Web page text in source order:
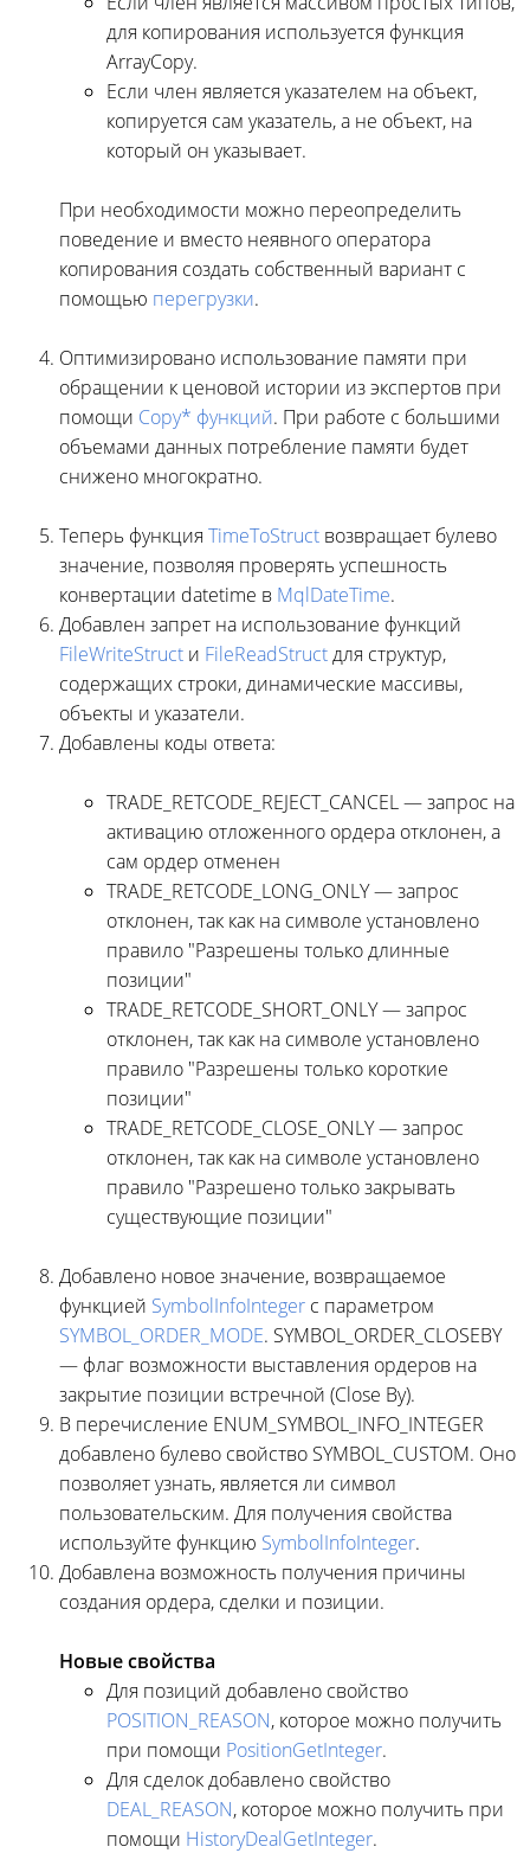
для копирования используется функция
ArrayCopy.
Если член является указателем на объект,
копируется сам указатель, а не объект, на
который он указывает.
При необходимости можно переопределить
поведение и вместо неявного оператора
копирования создать собственный вариант с
помощью перегрузки.
Оптимизировано использование памяти при
обращении к ценовой истории из экспертов при
помощи Copy* функций. При работе с большими
объемами данных потребление памяти будет
снижено многократно.
Теперь функция TimeToStruct возвращает булево
значение, позволяя проверять успешность
конвертации datetime в MqlDateTime.
Добавлен запрет на использование функций
FileWriteStruct и FileReadStructдля структур,
содержащих строки, динамические массивы,
объекты и указатели.
Добавлены коды ответа:
TRADE_RETCODE_REJECT_CANCEL — запрос на
активацию отложенного ордера отклонен, а
сам ордер отменен
TRADE_RETCODE_LONG_ONLY — запрос
отклонен, так как на символе установлено
правило "Разрешены только длинные
позиции"
TRADE_RETCODE_SHORT_ONLY — запрос
отклонен, так как на символе установлено
правило "Разрешены только короткие
позиции"
TRADE_RETCODE_CLOSE_ONLY — запрос
отклонен, так как на символе установлено
правило "Разрешено только закрывать
существующие позиции"
Добавлено новое значение, возвращаемое
функцией SymbolInfoInteger c параметром
SYMBOL_ORDER_MODE. SYMBOL_ORDER_CLOSEBY
— флаг возможности выставления ордеров на
закрытие позиции встречной (Close By).
В перечисление ENUM_SYMBOL_INFO_INTEGER
добавлено булево свойство SYMBOL_CUSTOM. Оно
позволяет узнать, является ли символ
пользовательским. Для получения свойства
используйте функцию SymbolInfoInteger.
Добавлена возможность получения причины
создания ордера, сделки и позиции.
Новые свойства
Для позиций добавлено свойство
POSITION_REASON, которое можно получить
при помощи PositionGetInteger.
Для сделок добавлено свойство
DEAL_REASON, которое можно получить при
помощи HistoryDealGetInteger.